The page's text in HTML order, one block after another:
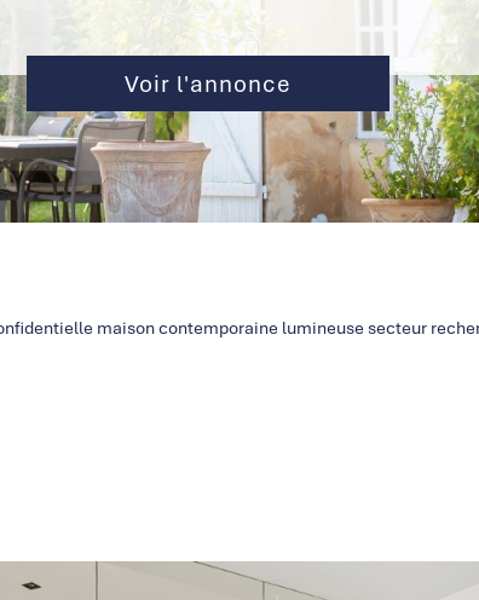
Voir l'annonce
maison contemporaine lumineuse secteur